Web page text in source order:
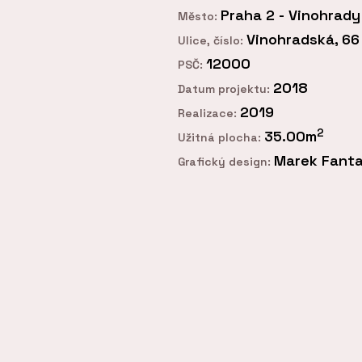
Město: Praha 2 - Vinohrady
Ulice, číslo: Vinohradská, 66
PSČ: 12000
Datum projektu: 2018
Realizace: 2019
Užitná plocha: 35.00m2
Grafický design: Marek